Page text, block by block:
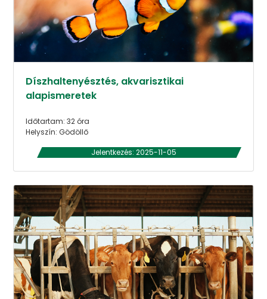
Díszhaltenyésztés, akvarisztikai
alapismeretek
Időtartam: 32 óra
Helyszín: Gödöllő
Jelentkezés: 2025-11-05